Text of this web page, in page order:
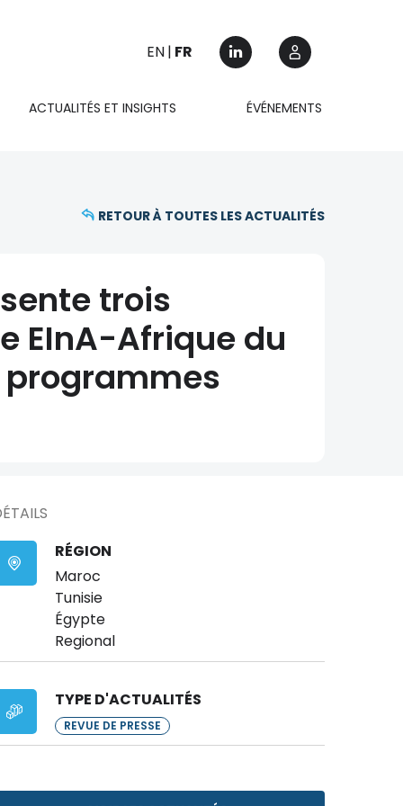
EN FR
ACTUALITÉS ET INSIGHTS ÉVÉNEMENTS
RETOUR À TOUTES LES ACTUALITÉS
trois
EInA-Afrique du
programmes
RÉGION
Maroc
Tunisie
Égypte
Regional
TYPE D'ACTUALITÉS
REVUE DE PRESSE